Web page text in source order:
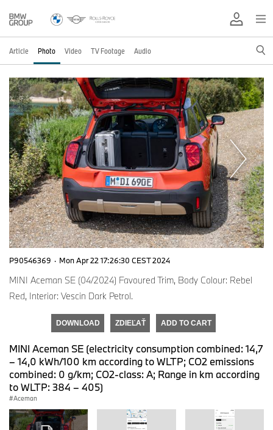
Article Photo Video TV Footage Audio
P90546369 · Mon Apr 22 17:26:30 CEST 2024
MINI Aceman SE (04/2024) Favoured Trim, Body Colour: Rebel
Red, Interior: Vescin Dark Petrol.
DOWNLOAD ZDIEĽAŤ ADD TO CART
MINI Aceman SE (electricity consumption combined: 14,7
– 14,0 kWh/100 km according to WLTP; CO2 emissions
combined: 0 g/km; CO2-class: A; Range in km according
to WLTP: 384 – 405)
Aceman